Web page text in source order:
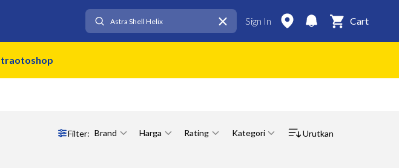
Sign In Cart
Filter: Brand Harga Rating Kategori Urutkan